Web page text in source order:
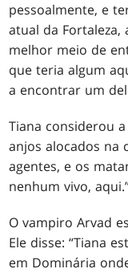
pessoalmente, e
atual da Fortaleza,
melhor meio de
que teria algum
a encontrar um
Tiana considerou
anjos alocados na
agentes, e os
nenhum vivo,
O vampiro Arvad
Ele disse: “Tiana
em Dominária